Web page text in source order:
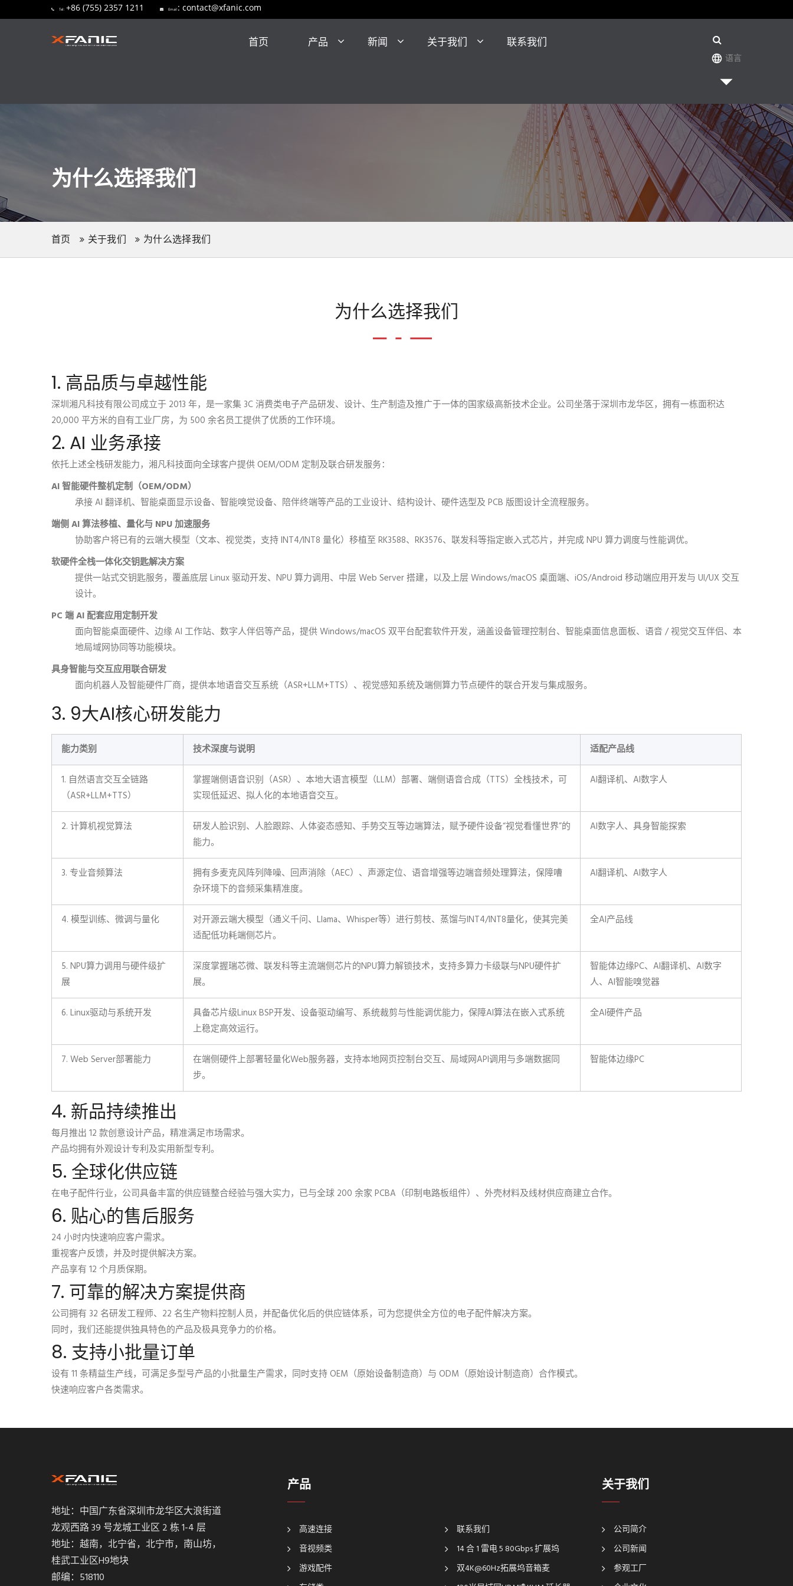
Tel: +86 (755) 2357 1211 Email : contact@xfanic.com
首页 产品 新闻 关于我们 联系我们
语言
为什么选择我们
首页 关于我们 为什么选择我们
为什么选择我们
1. 高品质与卓越性能
深圳湘凡科技有限公司成立于 2013 年，是一家集 3C 消费类电子产品研发、设计、生产制造及推广于一体的国家级高新技术企业。公司坐落于深圳市龙华区，拥有一栋面积达
20,000 平方米的自有工业厂房，为 500 余名员工提供了优质的工作环境。
2. AI 业务承接
依托上述全栈研发能力，湘凡科技面向全球客户提供 OEM/ODM 定制及联合研发服务：
AI 智能硬件整机定制（OEM/ODM）
承接 AI 翻译机、智能桌面显示设备、智能嗅觉设备、陪伴终端等产品的工业设计、结构设计、硬件选型及 PCB 版图设计全流程服务。
端侧 AI 算法移植、量化与 NPU 加速服务
协助客户将已有的云端大模型（文本、视觉类，支持 INT4/INT8 量化）移植至 RK3588、RK3576、联发科等指定嵌入式芯片，并完成 NPU 算力调度与性能调优。
软硬件全栈一体化交钥匙解决方案
提供一站式交钥匙服务，覆盖底层 Linux 驱动开发、NPU 算力调用、中层 Web Server 搭建，以及上层 Windows/macOS 桌面端、iOS/Android 移动端应用开发与 UI/UX 交互
设计。
PC 端 AI 配套应用定制开发
面向智能桌面硬件、边缘 AI 工作站、数字人伴侣等产品，提供 Windows/macOS 双平台配套软件开发，涵盖设备管理控制台、智能桌面信息面板、语音 / 视觉交互伴侣、本
地局域网协同等功能模块。
具身智能与交互应用联合研发
面向机器人及智能硬件厂商，提供本地语音交互系统（ASR+LLM+TTS）、视觉感知系统及端侧算力节点硬件的联合开发与集成服务。
3. 9大AI核心研发能力
能力类别 技术深度与说明 适配产品线
1. 自然语言交互全链路
（ASR+LLM+TTS）
掌握端侧语音识别（ASR）、本地大语言模型（LLM）部署、端侧语音合成（TTS）全栈技术，可
实现低延迟、拟人化的本地语音交互。
AI翻译机、AI数字人
2. 计算机视觉算法
研发人脸识别、人脸跟踪、人体姿态感知、手势交互等边端算法，赋予硬件设备“视觉看懂世界”的
能力。
AI数字人、具身智能探索
3. 专业音频算法
拥有多麦克风阵列降噪、回声消除（AEC）、声源定位、语音增强等边端音频处理算法，保障嘈
杂环境下的音频采集精准度。
AI翻译机、AI数字人
4. 模型训练、微调与量化
对开源云端大模型（通义千问、Llama、Whisper等）进行剪枝、蒸馏与INT4/INT8量化，使其完美
适配低功耗端侧芯片。
全AI产品线
5. NPU算力调用与硬件级扩
展
深度掌握瑞芯微、联发科等主流端侧芯片的NPU算力解锁技术，支持多算力卡级联与NPU硬件扩
展。
智能体边缘PC、AI翻译机、AI数字
人、AI智能嗅觉器
6. Linux驱动与系统开发
具备芯片级Linux BSP开发、设备驱动编写、系统裁剪与性能调优能力，保障AI算法在嵌入式系统
上稳定高效运行。
全AI硬件产品
7. Web Server部署能力
在端侧硬件上部署轻量化Web服务器，支持本地网页控制台交互、局域网API调用与多端数据同
步。
智能体边缘PC
4. 新品持续推出
每月推出 12 款创意设计产品，精准满足市场需求。
产品均拥有外观设计专利及实用新型专利。
5. 全球化供应链
在电子配件行业，公司具备丰富的供应链整合经验与强大实力，已与全球 200 余家 PCBA（印制电路板组件）、外壳材料及线材供应商建立合作。
6. 贴心的售后服务
24 小时内快速响应客户需求。
重视客户反馈，并及时提供解决方案。
产品享有 12 个月质保期。
7. 可靠的解决方案提供商
公司拥有 32 名研发工程师、22 名生产物料控制人员，并配备优化后的供应链体系，可为您提供全方位的电子配件解决方案。
同时，我们还能提供独具特色的产品及极具竞争力的价格。
8. 支持小批量订单
设有 11 条精益生产线，可满足多型号产品的小批量生产需求，同时支持 OEM（原始设备制造商）与 ODM（原始设计制造商）合作模式。
快速响应客户各类需求。
地址：中国广东省深圳市龙华区大浪街道
龙观西路 39 号龙城工业区 2 栋 1-4 层
地址：越南，北宁省，北宁市，南山坊，
桂武工业区H9地块
邮编：518110
产品
高速连接
音视频类
游戏配件
联系我们
14 合 1 雷电 5 80Gbps 扩展坞
双4K@60Hz拓展坞音箱麦
关于我们
公司简介
公司新闻
参观工厂